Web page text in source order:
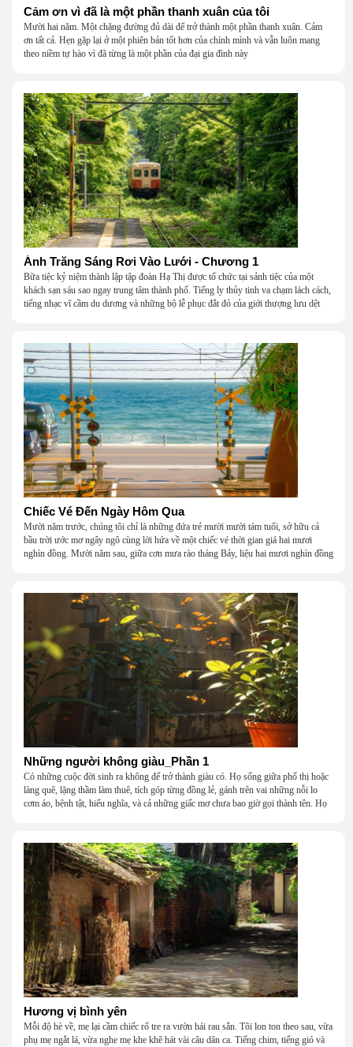
Cảm ơn vì đã là một phần thanh xuân của tôi
Mười hai năm. Một chặng đường đủ dài để trở thành một phần thanh xuân. Cảm
ơn tất cả. Hẹn gặp lại ở một phiên bản tốt hơn của chính mình và vẫn luôn mang
theo niềm tự hào vì đã từng là một phần của đại gia đình này
Ánh Trăng Sáng Rơi Vào Lưới - Chương 1
Bữa tiệc kỷ niệm thành lập tập đoàn Hạ Thị được tổ chức tại sảnh tiệc của một
khách sạn sáu sao ngay trung tâm thành phố. Tiếng ly thủy tinh va chạm lách cách,
tiếng nhạc vĩ cầm du dương và những bộ lễ phục đắt đỏ của giới thượng lưu dệt
Chiếc Vé Đến Ngày Hôm Qua
Mười năm trước, chúng tôi chỉ là những đứa trẻ mười mười tám tuổi, sở hữu cả
bầu trời ước mơ ngây ngô cùng lời hứa về một chiếc vé thời gian giá hai mươi
nghìn đồng. Mười năm sau, giữa cơn mưa rào tháng Bảy, liệu hai mươi nghìn đồng
Những người không giàu_Phần 1
Có những cuộc đời sinh ra không để trở thành giàu có. Họ sống giữa phố thị hoặc
làng quê, lặng thầm làm thuê, tích góp từng đồng lẻ, gánh trên vai những nỗi lo
cơm áo, bệnh tật, hiếu nghĩa, và cả những giấc mơ chưa bao giờ gọi thành tên. Họ
một mái nhà bằng lòng thương, bằng sự nhẫn nại và một niềm tin cũ kỹ rằng: dẫu
nghèo đến đâu, cũng còn có nhau để quay về.
Hương vị bình yên
Mỗi độ hè về, mẹ lại cầm chiếc rổ tre ra vườn hái rau sắn. Tôi lon ton theo sau, vừa
phụ mẹ ngắt lá, vừa nghe mẹ khe khẽ hát vài câu dân ca. Tiếng chim, tiếng gió và